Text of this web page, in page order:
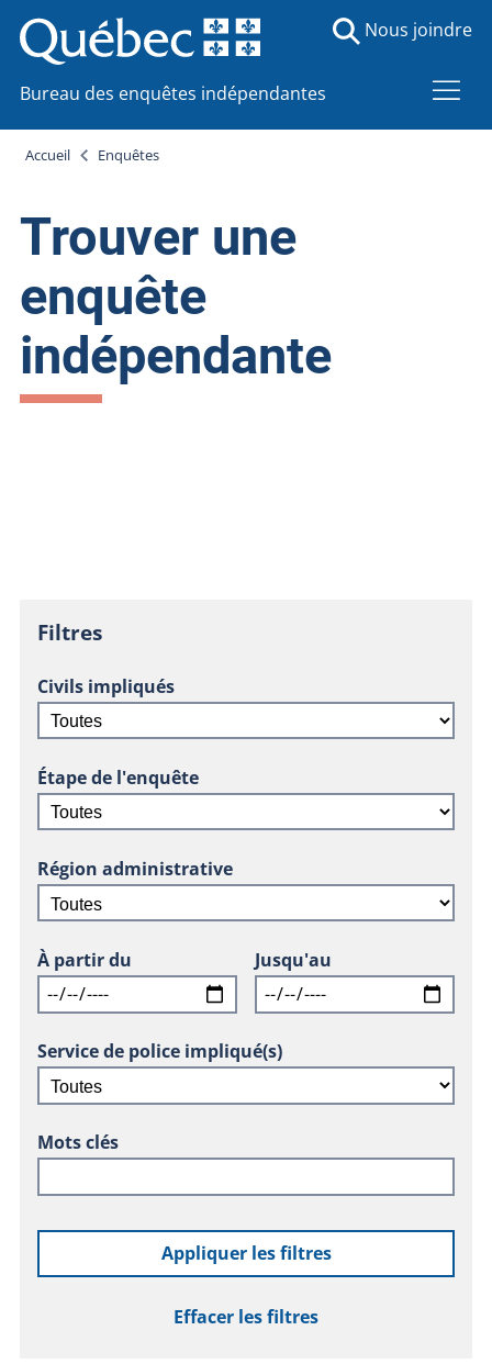
Bureau des enquêtes indépendantes
Nous joindre
Accueil Enquêtes
Trouver une
enquête
indépendante
Filtres
Civils impliqués
Étape de l'enquête
Région administrative
À partir du Jusqu'au
Service de police impliqué(s)
Mots clés
Appliquer les filtres
Effacer les filtres